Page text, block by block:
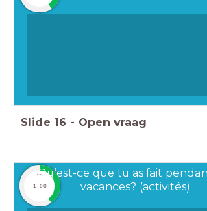
Slide 16 - Open vraag
Qu’est-ce que tu as fait
vacances? (activités)
timer
1:00